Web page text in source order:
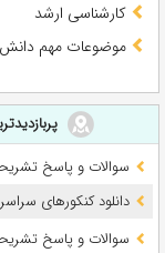
کارشناسی ارشد
موضوعات مهم
سوالات و پاسخ تشریحی
دانلود کنکورهای سراسری
سوالات و پاسخ